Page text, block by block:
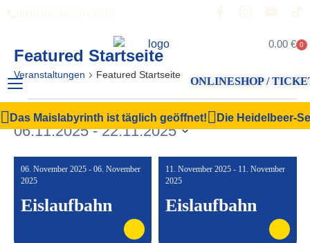
0.00 € 0
ONLINESHOP /
Das Maislabyrinth ist täglich geöffnet! Die Heidelbeer-
Featured Startseite
Veranstaltungen Featured Startseite
Suche
und
Navigation
Filter Anzeigen
Liste
06.11.2025 - 22.11.2025
wählen.
06. November 2025 - 06. November
2025
Eislaufbahn
11. November 2025 - 11. November
2025
Eislaufbahn